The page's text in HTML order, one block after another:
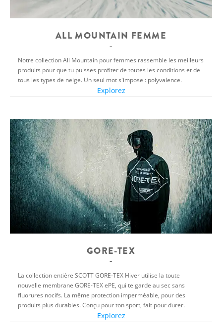
ALL MOUNTAIN FEMME
Notre collection All Mountain pour femmes rassemble les meilleurs
produits pour que tu puisses profiter de toutes les conditions et de
tous les types de neige. Un seul mot s'impose : polyvalence.
Explorez
GORE-TEX
La collection entière SCOTT GORE-TEX Hiver utilise la toute
nouvelle membrane GORE-TEX ePE, qui te garde au sec sans
fluorures nocifs. La même protection imperméable, pour des
produits plus durables. Conçu pour ton sport, fait pour durer.
Explorez